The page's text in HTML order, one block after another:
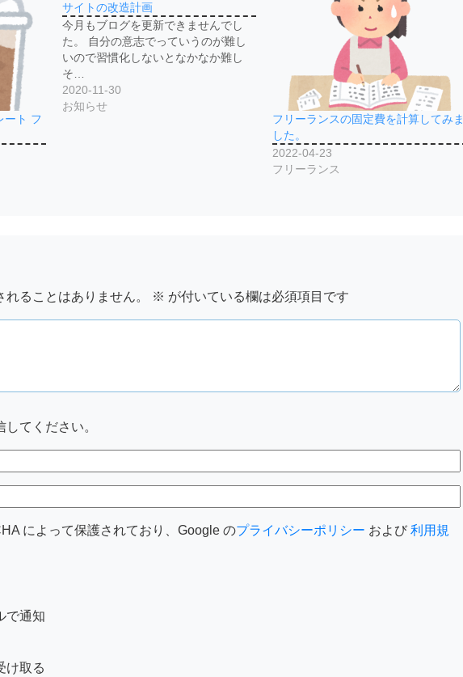
ート フ
サイトの改造計画
今月もブログを更新できませんでし
た。 自分の意志でっていうのが難し
いので習慣化しないとなかなか難し
そ…
2020-11-30
お知らせ
フリーランスの固定費を計算してみま
した。
2022-04-23
フリーランス
ることはありません。 ※ が付いている欄は必須項目です
てください。
によって保護されており、Google のプライバシーポリシー および 利用規
で通知
け取る